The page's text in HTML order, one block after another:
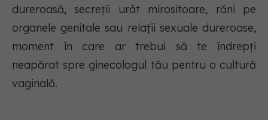
dureroasă, secreții urât mirositoare, răni pe
organele genitale sau relații sexuale dureroase,
moment în care ar trebui să te îndrepți
neapărat spre ginecologul tău pentru o cultură
vaginală.